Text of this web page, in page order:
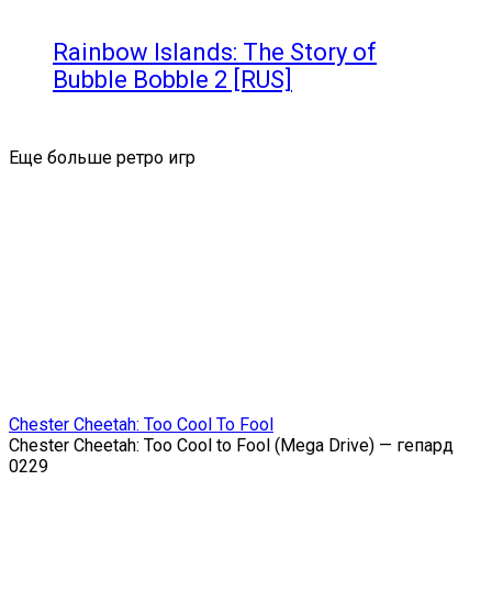
Rainbow Islands: The Story of
Bubble Bobble 2 [RUS]
Еще больше ретро игр
Chester Cheetah: Too Cool To Fool
Chester Cheetah: Too Cool to Fool (Mega Drive) — гепард
0229